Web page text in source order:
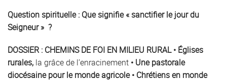
Question spirituelle: Que signifie « sanctifier le jour du
Seigneur » ?
DOSSIER : CHEMINS DE FOI EN MILIEU RURAL• Églises
rurales, la grâce de l’enracinement • Une pastorale
diocésaine pour le monde agricole • Chrétiens en monde